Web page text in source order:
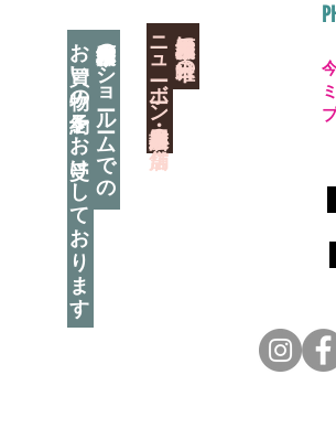
神奈川県相模原市に日本唯一の
​ニューボーン撮影用小道具店・３店舗
神奈川県相模原市のショールームでの
お買い物の予約をお受けしております